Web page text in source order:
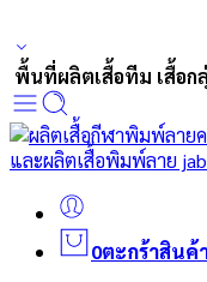
พื้นที่ผลิตเสื้อทีม เสื้อก
0ตะกร้าสินค้